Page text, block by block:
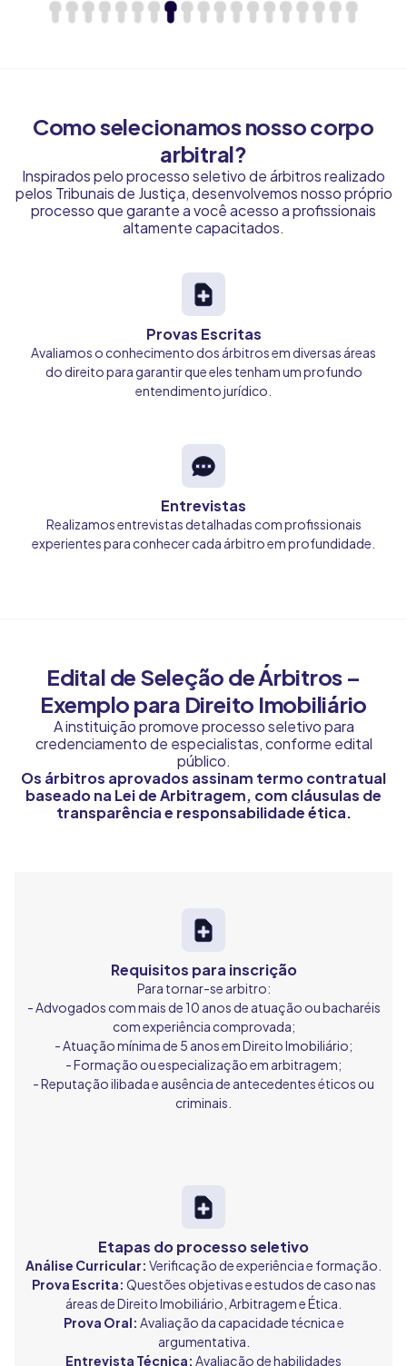
Como selecionamos nosso corpo
arbitral?
Inspirados pelo processo seletivo de árbitros realizado
pelos Tribunais de Justiça, desenvolvemos nosso próprio
processo que garante a você acesso a profissionais
altamente capacitados.
Provas Escritas
Avaliamos o conhecimento dos árbitros em diversas áreas
do direito para garantir que eles tenham um profundo
entendimento jurídico.
Entrevistas
Realizamos entrevistas detalhadas com profissionais
experientes para conhecer cada árbitro em profundidade.
Edital de Seleção de Árbitros –
Exemplo para Direito Imobiliário
A instituição promove processo seletivo para
credenciamento de especialistas, conforme edital
público.
Os árbitros aprovados assinam termo contratual
baseado na Lei de Arbitragem, com cláusulas de
transparência e responsabilidade ética.
Requisitos para inscrição
Para tornar-se arbitro:
- Advogados com mais de 10 anos de atuação ou bacharéis
com experiência comprovada;
- Atuação mínima de 5 anos em Direito Imobiliário;
- Formação ou especialização em arbitragem;
- Reputação ilibada e ausência de antecedentes éticos ou
criminais.
Etapas do processo seletivo
Análise Curricular: Verificação de experiência e formação.
Prova Escrita: Questões objetivas e estudos de caso nas
áreas de Direito Imobiliário, Arbitragem e Ética.
Prova Oral: Avaliação da capacidade técnica e
argumentativa.
Entrevista Técnica: Avaliação de habilidades